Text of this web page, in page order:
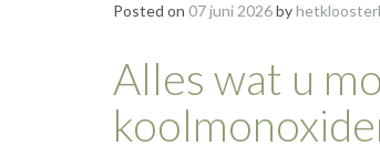
Posted on 07 juni 2026by
Alles wat u